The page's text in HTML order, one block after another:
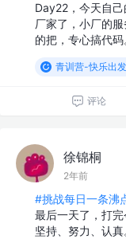
Day22，今天自
厂家了，小厂的
的把，专心搞代码
青训营-快乐出发
评论
徐锦桐
2年前
#挑战每日一条沸
最后一天了，打完
坚持、努力、认真